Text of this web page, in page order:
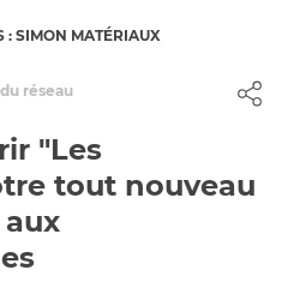
: SIMON MATÉRIAUX
réseau
"Les
tout nouveau